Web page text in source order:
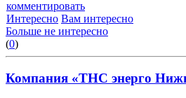
комментировать
Интересно Вам интересно
Больше не интересно
(0)
Компания «ТНС энерго